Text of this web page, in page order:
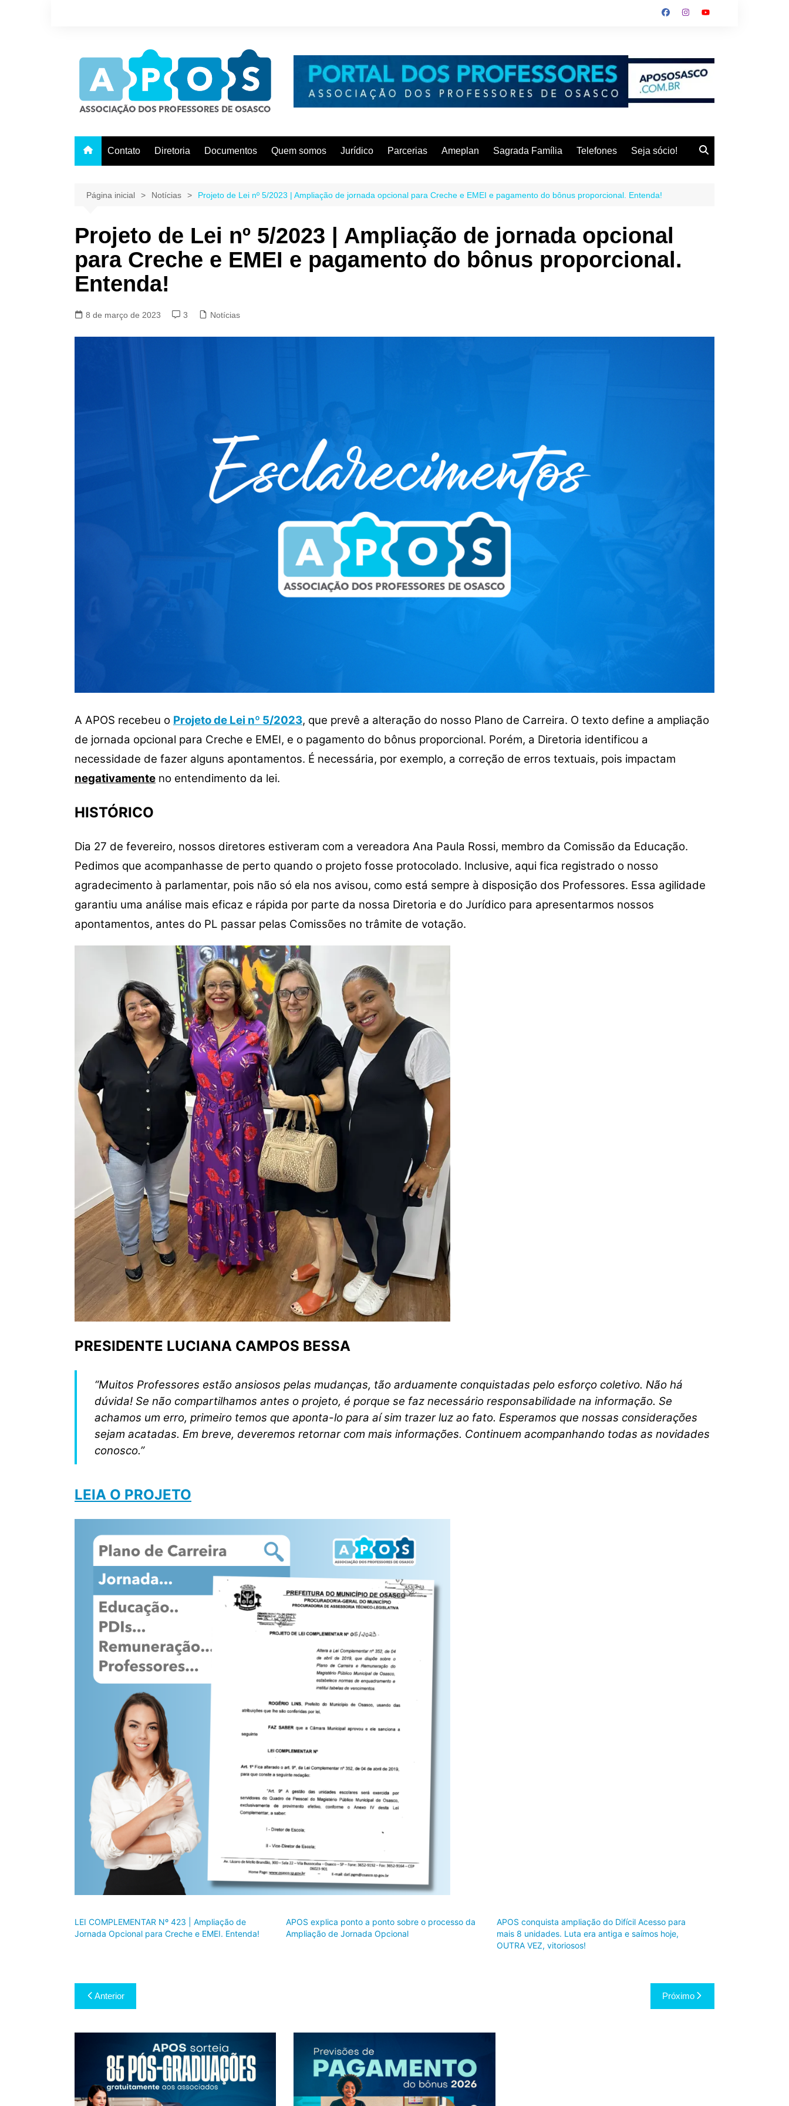
Contato Diretoria Documentos Quem somos Jurídico Parcerias Ameplan Sagrada Família Telefones Seja sócio!
Página inicial Notícias Projeto de Lei nº 5/2023 | Ampliação de jornada opcional para Creche e EMEI e pagamento do bônus proporcional. Entenda!
Projeto de Lei nº 5/2023 | Ampliação de jornada opcional
para Creche e EMEI e pagamento do bônus proporcional.
Entenda!
8 de março de 2023 3 Notícias
A APOS recebeu o Projeto de Lei nº 5/2023, que prevê a alteração do nosso Plano de Carreira. O texto define a ampliação
de jornada opcional para Creche e EMEI, e o pagamento do bônus proporcional. Porém, a Diretoria identificou a
necessidade de fazer alguns apontamentos. É necessária, por exemplo, a correção de erros textuais, pois impactam
negativamente no entendimento da lei.
HISTÓRICO
Dia 27 de fevereiro, nossos diretores estiveram com a vereadora Ana Paula Rossi, membro da Comissão da Educação.
Pedimos que acompanhasse de perto quando o projeto fosse protocolado. Inclusive, aqui fica registrado o nosso
agradecimento à parlamentar, pois não só ela nos avisou, como está sempre à disposição dos Professores. Essa agilidade
garantiu uma análise mais eficaz e rápida por parte da nossa Diretoria e do Jurídico para apresentarmos nossos
apontamentos, antes do PL passar pelas Comissões no trâmite de votação.
PRESIDENTE LUCIANA CAMPOS BESSA
“Muitos Professores estão ansiosos pelas mudanças, tão arduamente conquistadas pelo esforço coletivo. Não há
dúvida! Se não compartilhamos antes o projeto, é porque se faz necessário responsabilidade na informação. Se
achamos um erro, primeiro temos que aponta-lo para aí sim trazer luz ao fato. Esperamos que nossas considerações
sejam acatadas. Em breve, deveremos retornar com mais informações. Continuem acompanhando todas as novidades
conosco.”
LEIA O PROJETO
LEI COMPLEMENTAR Nº 423 | Ampliação de
Jornada Opcional para Creche e EMEI. Entenda!
APOS explica ponto a ponto sobre o processo da
Ampliação de Jornada Opcional
APOS conquista ampliação do Difícil Acesso para
mais 8 unidades. Luta era antiga e saímos hoje,
OUTRA VEZ, vitoriosos!
Navegação
de
Post
Anterior Próximo